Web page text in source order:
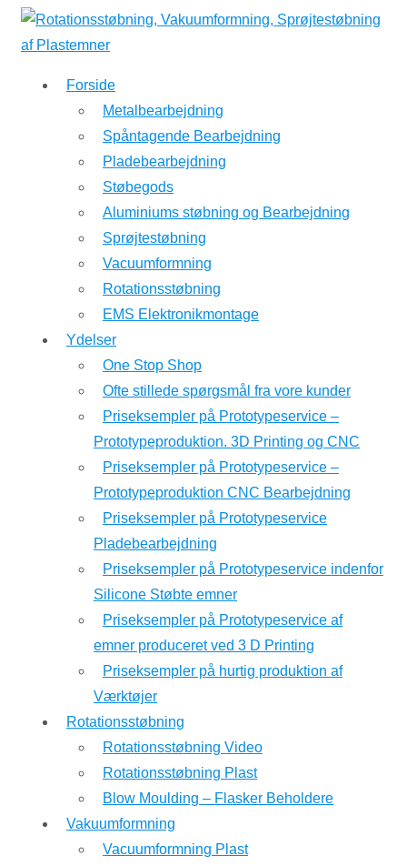
↓
Hop
hovedindhold
Forside
Metalbearbejdning
Spåntagende Bearbejdning
Pladebearbejdning
Støbegods
Aluminiums støbning og Bearbejdning
Sprøjtestøbning
Vacuumformning
Rotationsstøbning
EMS Elektronikmontage
Ydelser
One Stop Shop
Ofte stillede spørgsmål fra vore kunder
Priseksempler på Prototypeservice –
Prototypeproduktion. 3D Printing og CNC
Priseksempler på Prototypeservice –
Prototypeproduktion CNC Bearbejdning
Priseksempler på Prototypeservice
Pladebearbejdning
Priseksempler på Prototypeservice indenfor
Silicone Støbte emner
Priseksempler på Prototypeservice af
emner produceret ved 3 D Printing
Priseksempler på hurtig produktion af
Værktøjer
Rotationsstøbning
Rotationsstøbning Video
Rotationsstøbning Plast
Blow Moulding – Flasker Beholdere
Vakuumformning
Vacuumformning Plast